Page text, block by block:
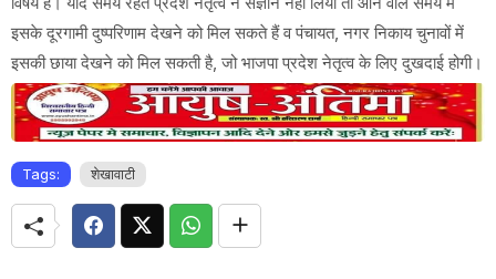
इसके दूरगामी दुष्परिणाम देखने को मिल सकते हैं व पंचायत, नगर निकाय चुनावों में
इसकी छाया देखने को मिल सकती है, जो भाजपा प्रदेश नेतृत्व के लिए दुखदाई होगी।
Tags: शेखावाटी